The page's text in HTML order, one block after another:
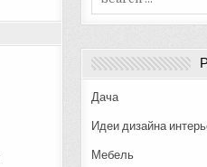
Дача
Идеи дизайна
Мебель